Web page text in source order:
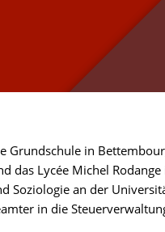
Grundschule in
das Lycée Michel
Soziologie an der
in die